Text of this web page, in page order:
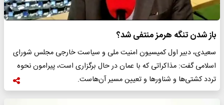
باز شدن تنگه هرمز منتفی شد؟
سعیدی، دبیر اول کمیسیون امنیت ملی و سیاست خارجی مجلس شورای
اسلامی گفت: مذاکراتی که با عمان در حال برگزاری است، پیرامون نحوه
تردد کشتی‌ها و شناورها و تعیین مسیر آن‌هاست.